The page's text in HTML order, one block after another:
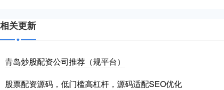
相关更新
青岛炒股配资公司推荐（规平台）
股票配资源码，低门槛高杠杆，源码适配SEO优化